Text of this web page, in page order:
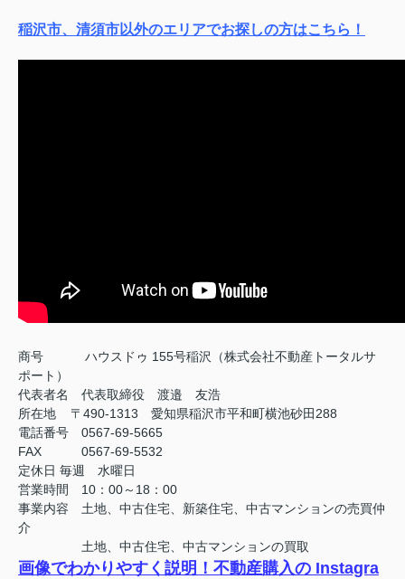
稲沢市、清須市以外のエリアでお探しの方はこちら！
商号
ハウスドゥ 155号稲沢（株式会社不動産トータルサ
ポート）
代表者名 代表取締役 渡邉 友浩
所在地 〒490-1313 愛知県稲沢市平和町横池砂田288
電話番号 0567-69-5665
FAX
0567-69-5532
定休日 毎週 水曜日
営業時間 10：00～18：00
事業内容 土地、中古住宅、新築住宅、中古マンションの売買仲
介
土地、中古住宅、中古マンションの買取
画像でわかりやすく説明！不動産購入の Instagra